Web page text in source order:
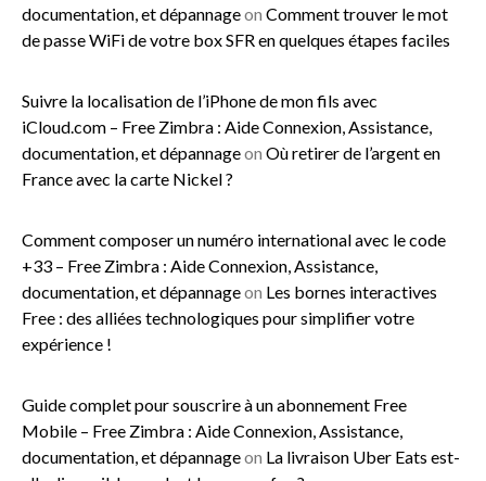
documentation, et dépannageon Comment trouver le mot
de passe WiFi de votre box SFR en quelques étapes faciles
Suivre la localisation de l’iPhone de mon fils avec
iCloud.com – Free Zimbra : Aide Connexion, Assistance,
documentation, et dépannageon Où retirer de l’argent en
France avec la carte Nickel ?
Comment composer un numéro international avec le code
+33 – Free Zimbra : Aide Connexion, Assistance,
documentation, et dépannageon Les bornes interactives
Free : des alliées technologiques pour simplifier votre
expérience !
Guide complet pour souscrire à un abonnement Free
Mobile – Free Zimbra : Aide Connexion, Assistance,
documentation, et dépannageon La livraison Uber Eats est-